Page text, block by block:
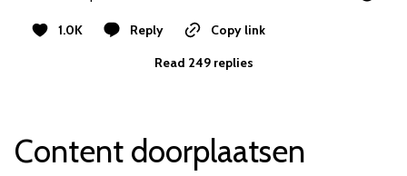
1.0K Reply
Copy link
Read 249 replies
Content doorplaatsen